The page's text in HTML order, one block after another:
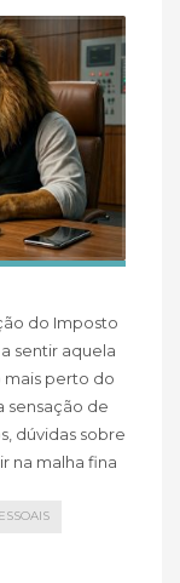
do Imposto
sentir aquela
mais perto do
sensação de
dúvidas sobre
na malha fina